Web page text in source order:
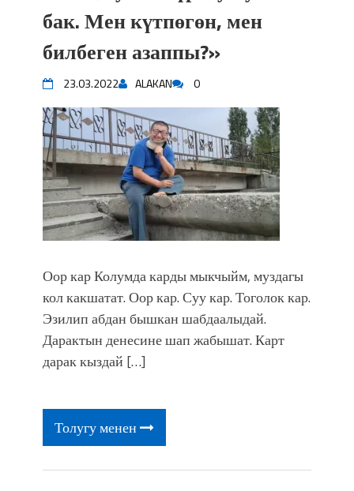
впечатляющим шоу музыкальных
фонтанов в Royal Central Park
Аида САЛЯНОВА: "Кыргыз шахмат
шайланышым сыймык жана чоң
жоопкерчилик!"
Садыр ЖАПАРОВ: “Айтматовдой
адабият алпы чыгыш үчүн, улуу көч
уланышы үчүн журнал сөзсүз керек!”
“Китепкана түнγ-2026”: Психолог
Мээрим Мураталиева менен
жолугушууга келиңиз! (Дарек. Видео)
Латын арибиндеги “Чабуул”... “Ала-
редакторлору... (Тизме. Видео)
“КАРА КЕМПИР”: ҮМҮТТҮН
ТҮБӨЛҮК СИМВОЛУ
Кыргызстандагы эң ири музыкалуу
фонтанды көрүү үчүн Royal Central
Park'ка 30 миң адам чогулду
бак. Мен күтпөгөн, мен
билбеген азаппы?»
23.03.2022 ALAKAN 0
Оор кар Колумда карды мыкчыйм, муздагы
кол какшатат. Оор кар. Суу кар. Тоголок кар.
Эзилип абдан бышкан шабдаалыдай.
Дарактын денесине шап жабышат. Карт
дарак кыздай […]
Толугу менен